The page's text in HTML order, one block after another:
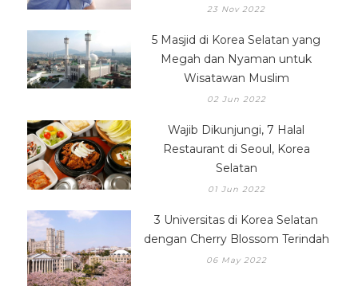
23 Nov 2022
5 Masjid di Korea Selatan yang
Megah dan Nyaman untuk
Wisatawan Muslim
02 Jun 2022
Wajib Dikunjungi, 7 Halal
Restaurant di Seoul, Korea
Selatan
01 Jun 2022
3 Universitas di Korea Selatan
dengan Cherry Blossom Terindah
06 May 2022